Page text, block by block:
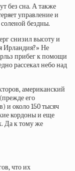
без сна. А также
управление и
соленой бездны.
снизил высоту и
Ирландия?» Не
прибег к помощи
рассекал небо над
американский
его
и около 150 тысяч
кордоны и еще
Да к тому же
что их